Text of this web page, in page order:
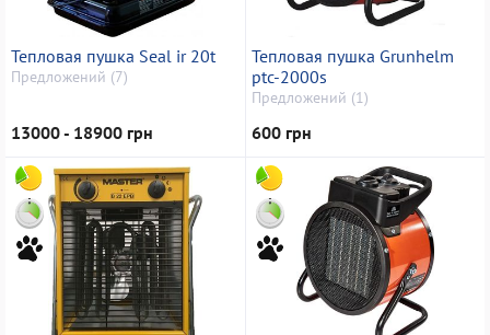
Тепловая пушка Seal ir 20t
Предложений (7)
13000 - 18900 грн
Тепловая пушка Grunhelm
ptc-2000s
Предложений (1)
600 грн